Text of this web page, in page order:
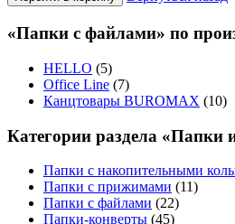
«Папки с файлами» по
HELLO (5)
Office Line (7)
Канцтовары BUROMAX (10)
Категории раздела «Папки
Папки с накопительными
Папки с прижимами (11)
Папки с файлами (22)
Папки-конверты (45)